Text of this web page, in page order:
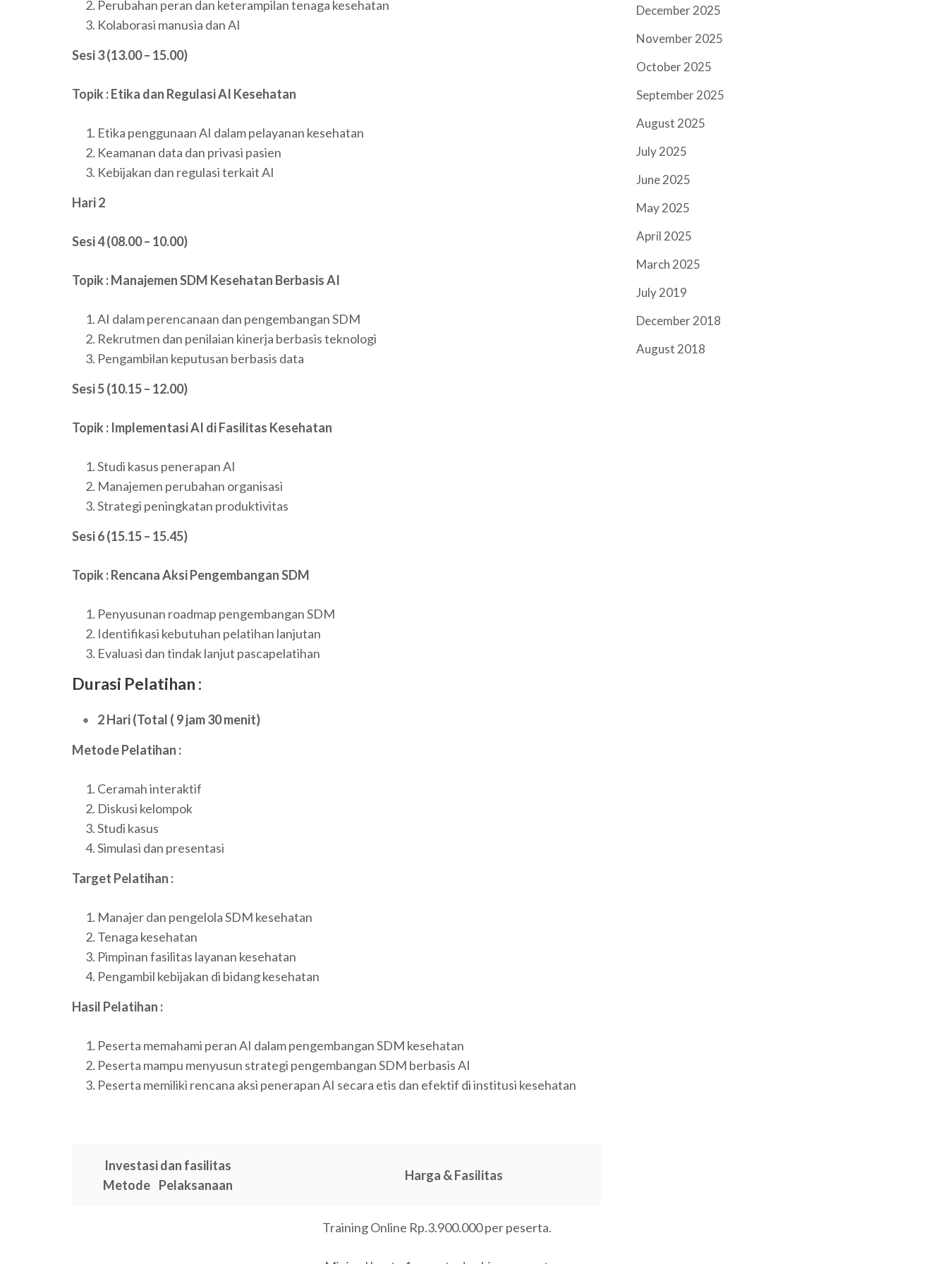
Perubahan peran dan keterampilan tenaga kesehatan
Kolaborasi manusia dan AI
Sesi 3(13.00 – 15.00)
Topik : Etika dan Regulasi AI Kesehatan
Etika penggunaan AI dalam pelayanan kesehatan
Keamanan data dan privasi pasien
Kebijakan dan regulasi terkait AI
Hari 2
Sesi 4 (08.00 – 10.00)
Topik : Manajemen SDM Kesehatan Berbasis AI
AI dalam perencanaan dan pengembangan SDM
Rekrutmen dan penilaian kinerja berbasis teknologi
Pengambilan keputusan berbasis data
Sesi 5 (10.15 – 12.00)
Topik : Implementasi AI di Fasilitas Kesehatan
Studi kasus penerapan AI
Manajemen perubahan organisasi
Strategi peningkatan produktivitas
Sesi 6(15.15 – 15.45)
Topik : Rencana Aksi Pengembangan SDM
Penyusunan roadmap pengembangan SDM
Identifikasi kebutuhan pelatihan lanjutan
Evaluasi dan tindak lanjut pascapelatihan
Durasi Pelatihan :
2 Hari (Total ( 9 jam 30 menit)
Metode Pelatihan :
Ceramah interaktif
Diskusi kelompok
Studi kasus
Simulasi dan presentasi
Target Pelatihan :
Manajer dan pengelola SDM kesehatan
Tenaga kesehatan
Pimpinan fasilitas layanan kesehatan
Pengambil kebijakan di bidang kesehatan
Hasil Pelatihan :
Peserta memahami peran AI dalam pengembangan SDM kesehatan
Peserta mampu menyusun strategi pengembangan SDM berbasis AI
Peserta memiliki rencana aksi penerapan AI secara etis dan efektif di institusi kesehatan
Investasi dan fasilitas
Metode Pelaksanaan
Harga & Fasilitas
Training Online Rp.3.900.000 per peserta.
December 2025
November 2025
October 2025
September 2025
August 2025
July 2025
June 2025
May 2025
April 2025
March 2025
July 2019
December 2018
August 2018